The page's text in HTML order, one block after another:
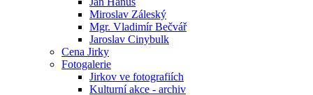
Miroslav Záleský
Mgr. Vladimír Bečvář
Jaroslav Cinybulk
Cena Jirky
Fotogalerie
Jirkov ve fotografiích
Kulturní akce - archiv